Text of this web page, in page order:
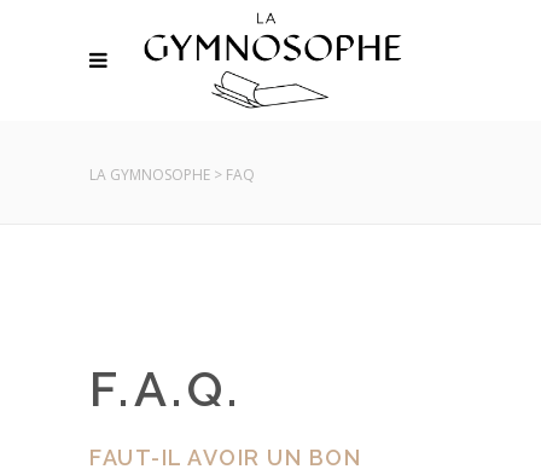
LA GYMNOSOPHE > FAQ
F.A.Q.
FAUT-IL AVOIR UN BON